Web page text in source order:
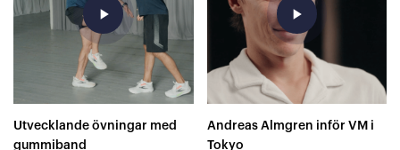
play_arrow
Utvecklande övningar med
gummiband
play_arrow
Andreas Almgren inför VM i
Tokyo